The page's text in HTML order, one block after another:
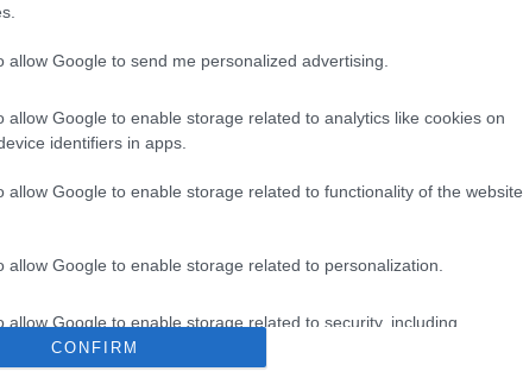
allow Google to send me personalized advertising.
allow Google to enable storage related to analytics like cookies on
identifiers in apps.
allow Google to enable storage related to functionality of the website
allow Google to enable storage related to personalization.
allow Google to enable storage related to security, including
functionality and fraud prevention, and other user protection.
CONFIRM
# MÁRKY-ZAY PÉTER VÉLEMÉNY HÓDMEZŐVÁSÁRHELY